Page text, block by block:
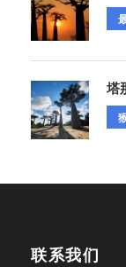
塔
联系我们